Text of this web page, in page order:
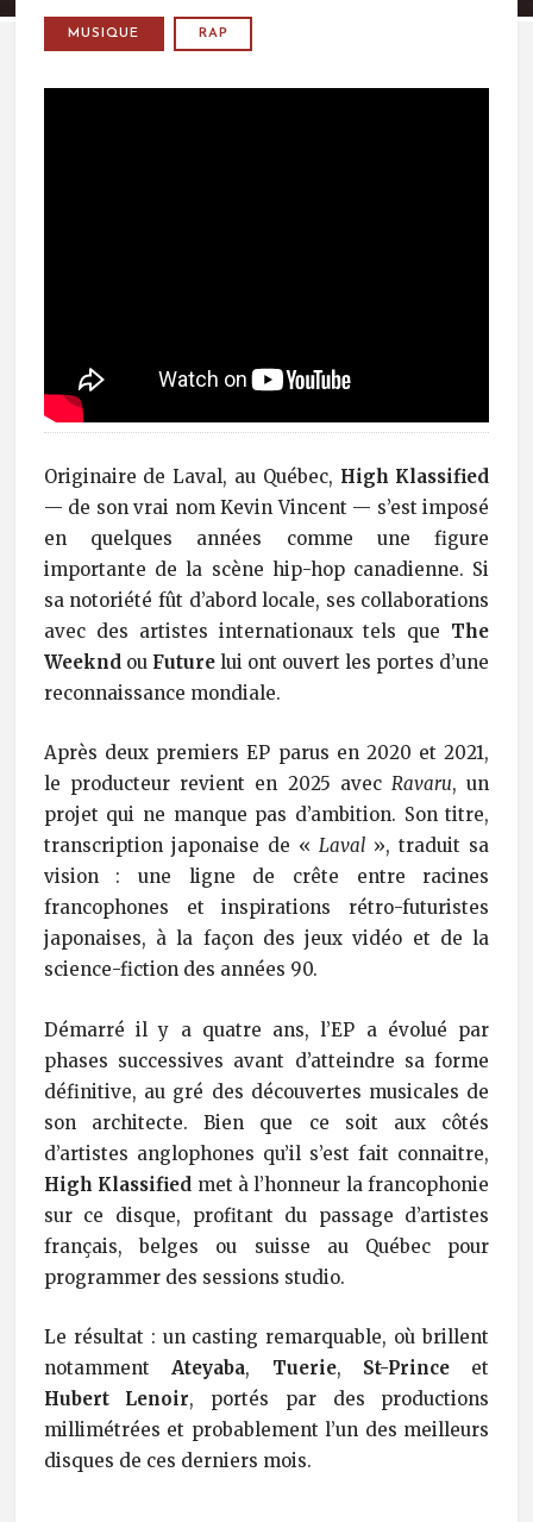
MUSIQUE RAP
Originaire de Laval, au Québec, High Klassified
— de son vrai nom Kevin Vincent — s’est imposé
en quelques années comme une figure
importante de la scène hip-hop canadienne. Si
sa notoriété fût d’abord locale, ses collaborations
avec des artistes internationaux tels que The
Weekndou Futurelui ont ouvert les portes d’une
reconnaissance mondiale.
Après deux premiers EP parus en 2020 et 2021,
le producteur revient en 2025 avecRavaru, un
projet qui ne manque pas d’ambition. Son titre,
transcription japonaise de «Laval », traduit sa
vision : une ligne de crête entre racines
francophones et inspirations rétro-futuristes
japonaises, à la façon des jeux vidéo et de la
science-fiction des années 90.
Démarré il y a quatre ans, l’EP a évolué par
phases successives avant d’atteindre sa forme
définitive, au gré des découvertes musicales de
son architecte. Bien que ce soit aux côtés
d’artistes anglophones qu’il s’est fait connaitre,
High Klassified met à l’honneur la francophonie
sur ce disque, profitant du passage d’artistes
français, belges ou suisse au Québec pour
programmer des sessions studio.
Le résultat : un casting remarquable, où brillent
notammentAteyaba, Tuerie, St-Princeet
Hubert Lenoir, portés par des productions
millimétrées et probablement l’un des meilleurs
disques de ces derniers mois.